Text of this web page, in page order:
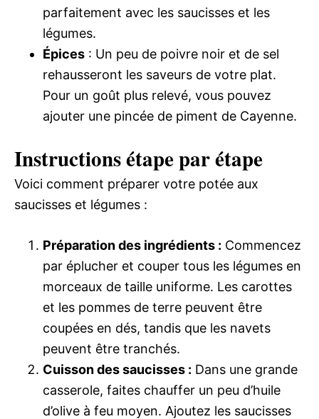
parfaitement avec les saucisses et les
légumes.
Épices : Un peu de poivre noir et de sel
rehausseront les saveurs de votre plat.
Pour un goût plus relevé, vous pouvez
ajouter une pincée de piment de Cayenne.
Instructions étape par étape
Voici comment préparer votre potée aux
saucisses et légumes :
Préparation des ingrédients : Commencez
par éplucher et couper tous les légumes en
morceaux de taille uniforme. Les carottes
et les pommes de terre peuvent être
coupées en dés, tandis que les navets
peuvent être tranchés.
Cuisson des saucisses : Dans une grande
casserole, faites chauffer un peu d’huile
d’olive à feu moyen. Ajoutez les saucisses